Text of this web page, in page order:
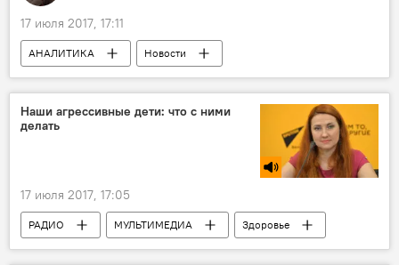
17 июля 2017, 17:11
АНАЛИТИКА
Новости
Новости мира
Колумнисты
Россия
Россия
США
Санкции
Наши агрессивные дети: что с ними
делать
17 июля 2017, 17:05
РАДИО МУЛЬТИМЕДИА
Здоровье
ЖИЗНЬ
Новости
Беларусь